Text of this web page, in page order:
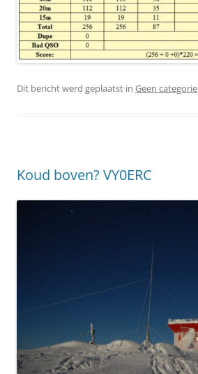
Dit bericht werd geplaatst in Geen categorie
Koud boven? VY0ERC